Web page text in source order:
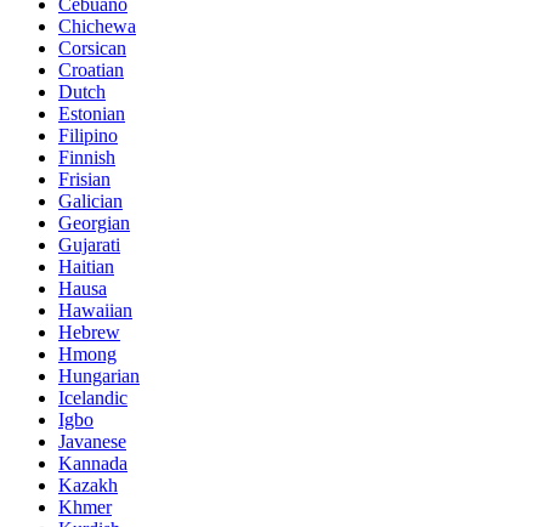
Cebuano
Chichewa
Corsican
Croatian
Dutch
Estonian
Filipino
Finnish
Frisian
Galician
Georgian
Gujarati
Haitian
Hausa
Hawaiian
Hebrew
Hmong
Hungarian
Icelandic
Igbo
Javanese
Kannada
Kazakh
Khmer